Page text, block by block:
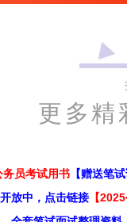
更多精
员考试用书 【赠送笔
放中，点击链接 【